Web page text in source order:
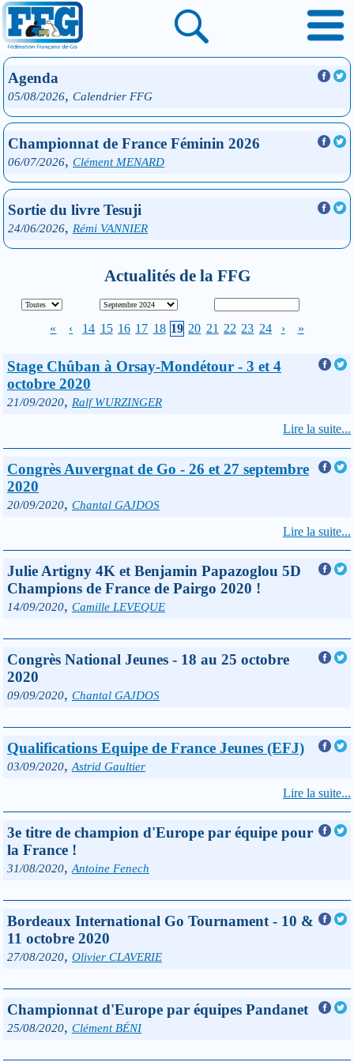
Agenda
05/08/2026, Calendrier FFG
Championnat de France Féminin 2026
06/07/2026, Clément MENARD
Sortie du livre Tesuji
24/06/2026, Rémi VANNIER
Actualités de la FFG
« ‹ 14 15 16 17 18 19 20 21 22 23 24 › »
Stage Chûban à Orsay-Mondétour - 3 et 4
octobre 2020
21/09/2020, Ralf WURZINGER
Lire la suite...
Congrès Auvergnat de Go - 26 et 27 septembre
2020
20/09/2020, Chantal GAJDOS
Lire la suite...
Julie Artigny 4K et Benjamin Papazoglou 5D
Champions de France de Pairgo 2020 !
14/09/2020, Camille LEVEQUE
Congrès National Jeunes - 18 au 25 octobre
2020
09/09/2020, Chantal GAJDOS
Qualifications Equipe de France Jeunes (EFJ)
03/09/2020, Astrid Gaultier
Lire la suite...
3e titre de champion d'Europe par équipe pour
la France !
31/08/2020,Antoine Fenech
Bordeaux International Go Tournament - 10 &
11 octobre 2020
27/08/2020, Olivier CLAVERIE
Championnat d'Europe par équipes Pandanet
25/08/2020, Clément BÉNI